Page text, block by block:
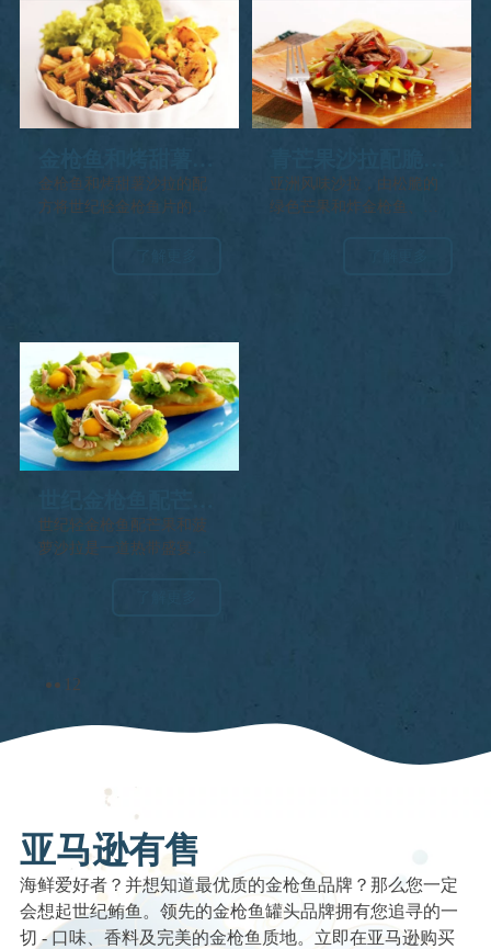
拉
金枪鱼和烤甜薯沙拉的配
方将世纪轻金枪鱼片的淡
枪鱼
亚洲风味沙拉，由松脆的
绿色芒果和炸金枪鱼、鱼
和菠萝沙拉
世纪轻金枪鱼配芒果和菠
萝沙拉是一道热带盛宴，
1 2
亚马逊有售
海鲜爱好者？并想知道最优质的金枪鱼品牌？那么您一定
会想起世纪鲔鱼。领先的金枪鱼罐头品牌拥有您追寻的一
切 - 口味、香料及完美的金枪鱼质地。立即在亚马逊购买